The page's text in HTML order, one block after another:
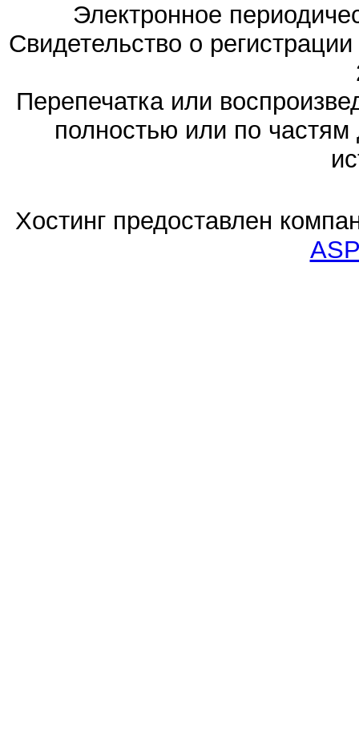
Электронное
Свидетельство о
Перепечатка или
полностью или по частям
Хостинг предоставлен